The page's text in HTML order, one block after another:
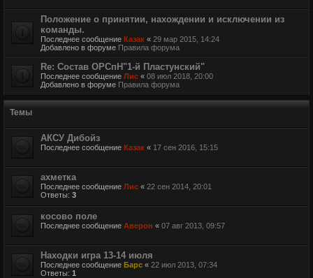
Положение о принятии, нахождении и исключении из
команды.
Последнее сообщение Казак « 29 мар 2015, 14:24
Добавлено в форуме Правила форума
Re: Состав ОРСпН"1-й Пластунский"
Последнее сообщение Лис « 08 июл 2018, 20:00
Добавлено в форуме Правила форума
Темы
АКСУ Дибойз
Последнее сообщение Казак « 17 сен 2016, 15:15
ахметка
Последнее сообщение Лис « 22 сен 2014, 20:01
Ответы: 3
косово поле
Последнее сообщение Аверон « 07 авг 2013, 09:57
Находки игра 13-14 июля
Последнее сообщение Барс « 22 июл 2013, 07:34
Ответы: 1